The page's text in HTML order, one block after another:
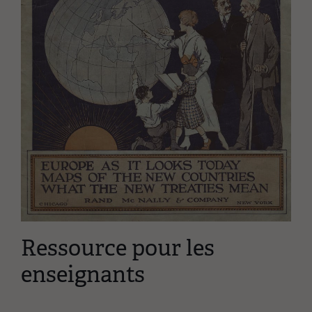
Ressource pour les
enseignants